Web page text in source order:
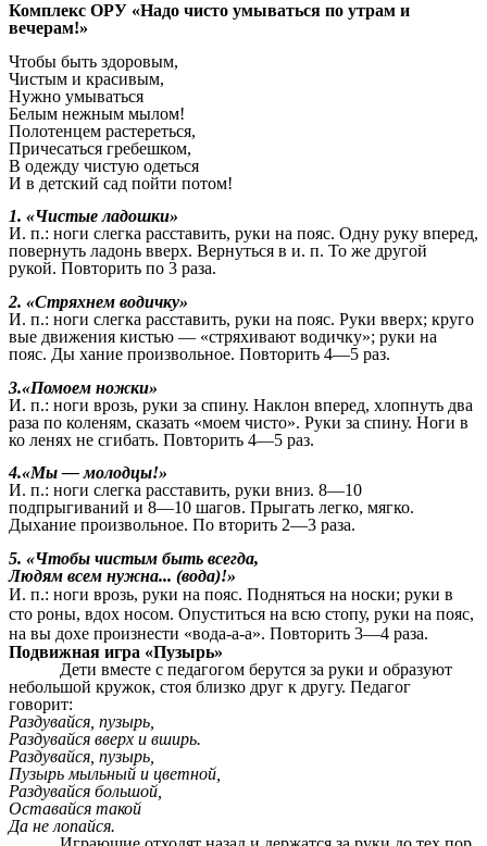
Комплекс ОРУ «Надо чисто умываться по утрам и
вечерам!»
Чтобы быть здоровым,
Чистым и красивым,
Нужно умываться
Белым нежным мылом!
Полотенцем растереться,
Причесаться гребешком,
В одежду чистую одеться
И в детский сад пойти потом!
1. «Чистые ладошки»
И. п.: ноги слегка расставить, руки на пояс. Одну руку вперед,
повернуть ладонь вверх. Вернуться в и. п. То же другой
рукой. Повторить по 3 раза.
2. «Стряхнем водичку»
И. п.: ноги слегка расставить, руки на пояс. Руки вверх; круго
вые движения кистью — «стряхивают водичку»; руки на
пояс. Ды хание произвольное. Повторить 4—5 раз.
3.«Помоем ножки»
И. п.: ноги врозь, руки за спину. Наклон вперед, хлопнуть два
раза по коленям, сказать «моем чисто». Руки за спину. Ноги в
ко ленях не сгибать. Повторить 4—5 раз.
4.«Мы — молодцы!»
И. п.: ноги слегка расставить, руки вниз. 8—10
подпрыгиваний и 8—10 шагов. Прыгать легко, мягко.
Дыхание произвольное. По вторить 2—3 раза.
5. «Чтобы чистым быть всегда,
Людям всем нужна... (вода)!»
И. п.: ноги врозь, руки на пояс. Подняться на носки; руки в
сто роны, вдох носом. Опуститься на всю стопу, руки на пояс,
на вы дохе произнести «вода-а-а». Повторить 3—4 раза.
Подвижная игра «Пузырь»
Дети вместе с педагогом берутся за руки и образуют
небольшой кружок, стоя близко друг к другу. Педагог
говорит:
Раздувайся, пузырь,
Раздувайся вверх и вширь.
Раздувайся, пузырь,
Пузырь мыльный и цветной,
Раздувайся большой,
Оставайся такой
Да не лопайся.